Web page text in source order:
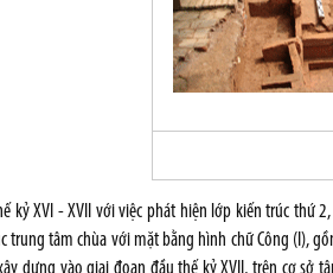
kỷ XVI - XVII với việc phát hiện lớp kiến trúc thứ
trung tâm chùa với mặt bằng hình chữ Công (I),
dựng vào giai đoạn đầu thế kỷ XVII, trên cơ sở